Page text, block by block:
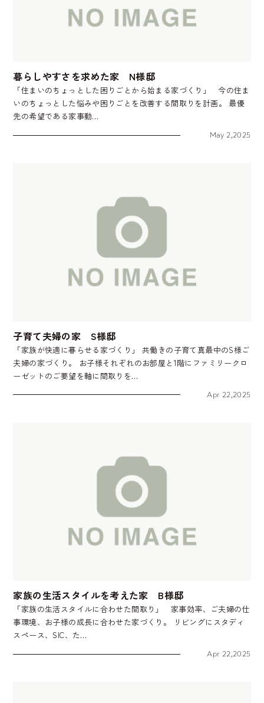
暮らしやすさを求めた家 N様邸
「住まいのちょっとした困りごとから始まる家づくり」 今の住ま
いのちょっとした悩みや困りごとを改善する間取りを計画。 最優
先の希望である家事動…
May 2,2025
子育て夫婦の家 S様邸
「家族が快適に暮らせる家づくり」 共働きの子育て真最中のS様ご
夫婦の家づくり。 お子様それぞれのお部屋と1階にファミリークロ
ーゼットのご要望を軸に間取りを…
Apr 22,2025
家族の生活スタイルを考えた家 B様邸
「家族の生活スタイルに合わせた間取り」 家事効率、ご夫婦の仕
事環境、お子様の成長に合わせた家づくり。 リビングにスタディ
スペース、SIC、た…
Apr 22,2025